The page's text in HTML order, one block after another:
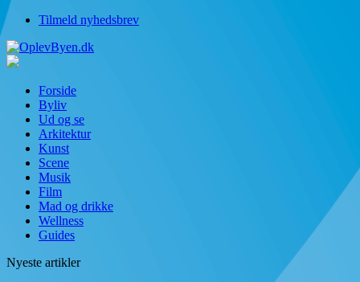
Tilmeld nyhedsbrev
Forside
Byliv
Ud og se
Arkitektur
Kunst
Scene
Musik
Film
Mad og drikke
Wellness
Guides
Nyeste artikler